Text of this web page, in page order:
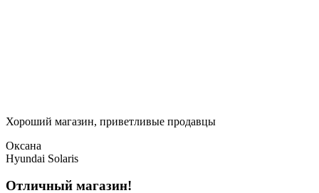
Хороший магазин, приветливые продавцы
Оксана
Hyundai Solaris
Отличный магазин!